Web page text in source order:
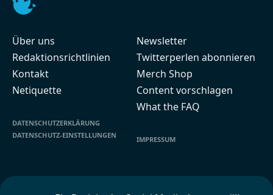
Über uns
Redaktionsrichtlinien
Kontakt
Netiquette
DATENSCHUTZERKLÄRUNG
DATENSCHUTZ-EINSTELLUNGEN
Newsletter
Twitterperlen abonnieren
Merch Shop
Content vorschlagen
What the FAQ
IMPRESSUM